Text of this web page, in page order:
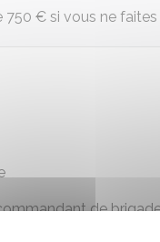
750 € si vous ne
de
ou de vol